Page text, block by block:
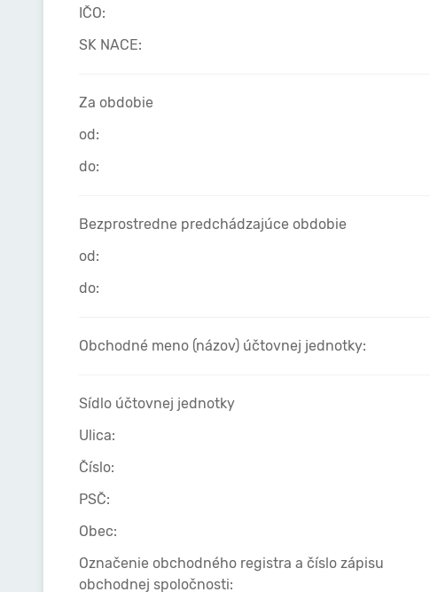
IČO:
SK NACE:
Za obdobie
od:
do:
Bezprostredne predchádzajúce obdobie
od:
do:
Obchodné meno (názov) účtovnej jednotky:
Sídlo účtovnej jednotky
Ulica:
Číslo:
PSČ:
Obec:
Označenie obchodného registra a číslo zápisu
obchodnej spoločnosti: